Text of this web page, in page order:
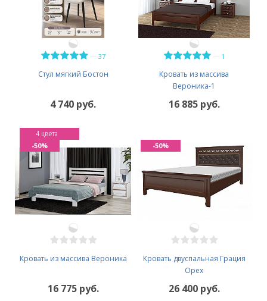
37
Стул мягкий Бостон
4 740 руб.
1
Кровать из массива
Вероника-1
16 885 руб.
Кровать из массива Вероника
4 цвета
16 775 руб.
-50%
Кровать двуспальная Грация
Орех
26 400 руб.
-50%